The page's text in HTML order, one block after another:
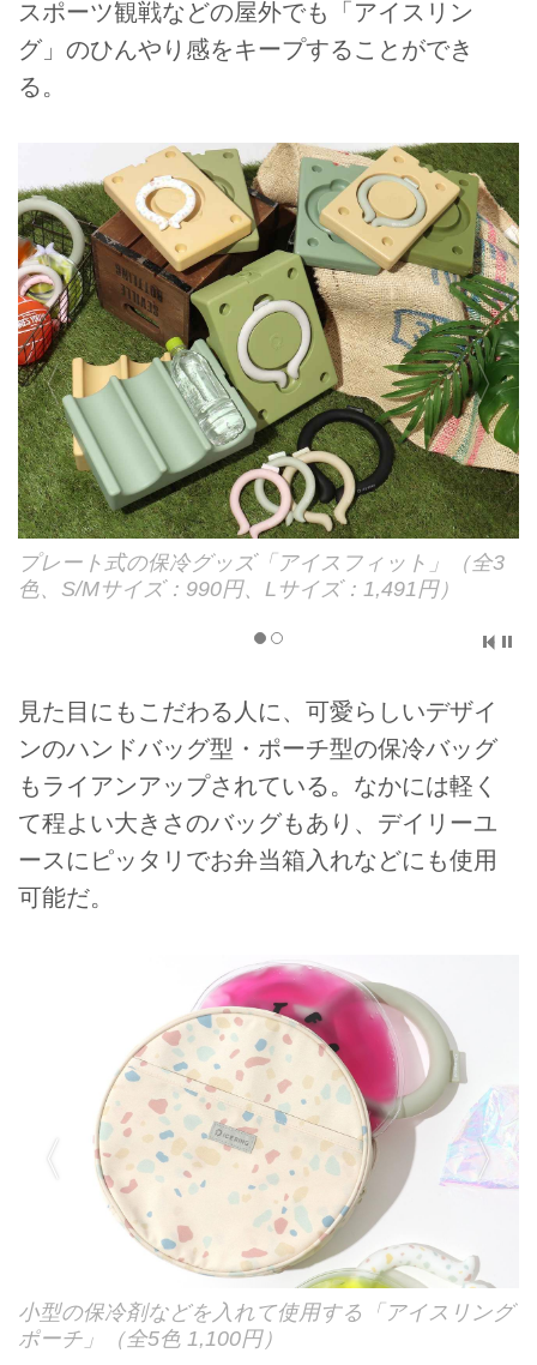
スポーツ観戦などの屋外でも「アイスリン
グ」のひんやり感をキープすることができ
る。
プレート式の保冷グッズ「アイスフィット」（全3
色、S/Mサイズ：990円、Lサイズ：1,491円）
見た目にもこだわる人に、可愛らしいデザイ
ンのハンドバッグ型・ポーチ型の保冷バッグ
もライアンアップされている。なかには軽く
て程よい大きさのバッグもあり、デイリーユ
ースにピッタリでお弁当箱入れなどにも使用
可能だ。
小型の保冷剤などを入れて使用する「アイスリング
ポーチ」（全5色 1,100円）